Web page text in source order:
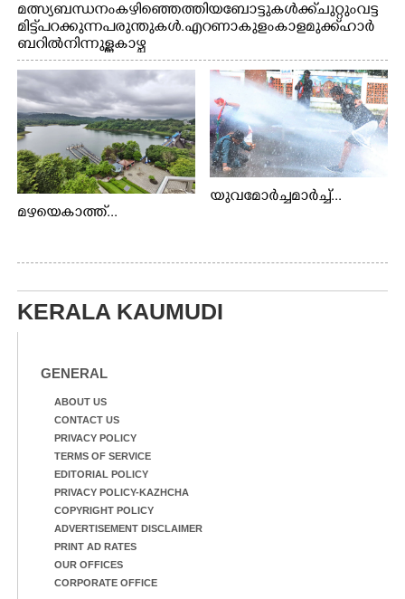
മത്സ്യബന്ധനം കഴിഞ്ഞെത്തിയ ബോട്ടുകൾക്ക് ചുറ്റും വട്ട
മിട്ട് പറക്കുന്ന പരുന്തുകൾ. എറണാകുളം കാളമുക്ക് ഹാർ
ബറിൽ നിന്നുള്ള കാഴ്ച
മഴയെകാത്ത്...
യുവമോർച്ചമാർച്ച്...
KERALA KAUMUDI
GENERAL
ABOUT US
CONTACT US
PRIVACY POLICY
TERMS OF SERVICE
EDITORIAL POLICY
PRIVACY POLICY-KAZHCHA
COPYRIGHT POLICY
ADVERTISEMENT DISCLAIMER
PRINT AD RATES
OUR OFFICES
CORPORATE OFFICE